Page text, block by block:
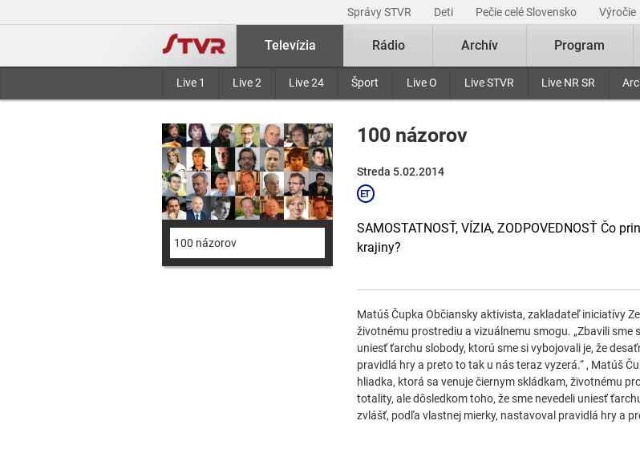
Správy STVR Deti Pečie celé Slovensko Výročie
Televízia
Live 1 Live 2 Live 24 Šport Live O Live STVR Live NR SR
Rádio Archív Program
100 názorov
100 názorov
Streda 5.02.2014
SAMOSTATNOSŤ, VÍZIA, ZODPOVEDNOSŤ Čo
krajiny?
Matúš Čupka Občiansky aktivista, zakladateľ iniciatívy
životnému prostrediu a vizuálnemu smogu. „Zbavili sme
uniesť ťarchu slobody, ktorú sme si vybojovali je, že
pravidlá hry a preto to tak u nás teraz vyzerá.“ , Matúš
hliadka, ktorá sa venuje čiernym skládkam, životnému
totality, ale dôsledkom toho, že sme nevedeli uniesť
zvlášť, podľa vlastnej mierky, nastavoval pravidlá hry a